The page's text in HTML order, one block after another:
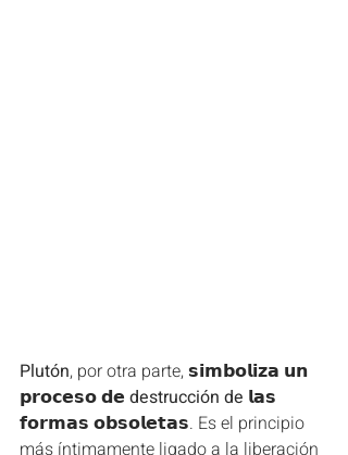
Plutón, por otra parte, 𝘀𝗶𝗺𝗯𝗼𝗹𝗶𝘇𝗮 𝘂𝗻
𝗽𝗿𝗼𝗰𝗲𝘀𝗼 𝗱𝗲 destrucción de 𝗹𝗮𝘀
𝗳𝗼𝗿𝗺𝗮𝘀 𝗼𝗯𝘀𝗼𝗹𝗲𝘁𝗮𝘀. Es el principio